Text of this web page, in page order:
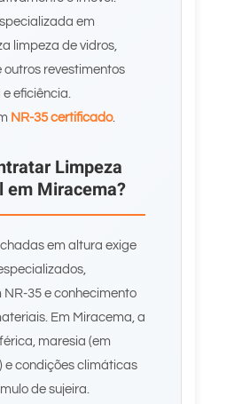
em
limpeza de vidros,
outros revestimentos
eficiência.
NR-35 certificado.
Limpeza
em Miracema?
em altura exige
35 e conhecimento
Em Miracema, a
maresia (em
e condições climáticas
de sujeira.